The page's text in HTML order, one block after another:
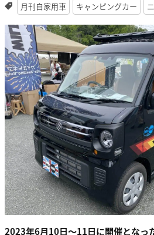
月刊自家用車 キャンピングカー
2023年6月10日〜11日に開催となっ